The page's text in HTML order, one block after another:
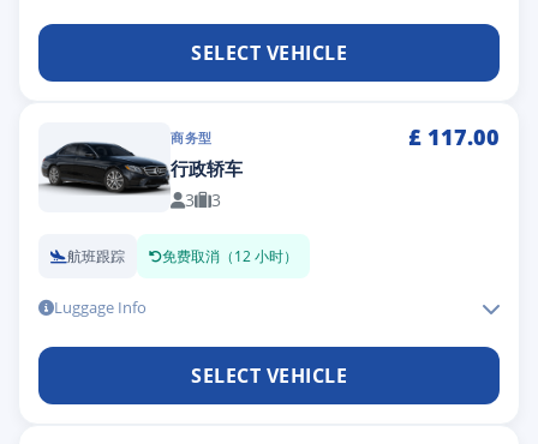
SELECT VEHICLE
商务型 £ 117.00
行政轿车
3 3
航班跟踪 免费取消（12 小时）
Luggage Info
SELECT VEHICLE